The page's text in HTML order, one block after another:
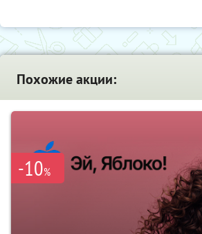
Похожие акции:
-10%